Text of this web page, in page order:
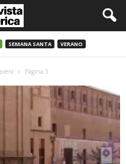
SEMANA SANTA VERANO
Página 3